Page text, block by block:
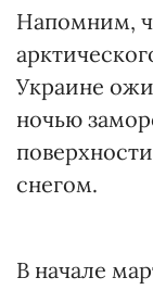
Напомним,
Украине
ночью
снегом.
В начале